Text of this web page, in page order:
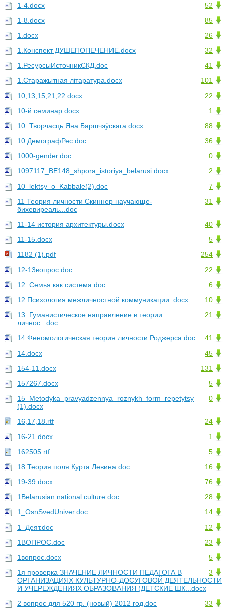
52
1-4.docx
85
1-8.docx
26
1.docx
32
1.Конспект ДУШЕПОПЕЧЕНИЕ.docx
41
1.РесурсыИсточникСКД.doc
101
1.Старажытная літаратура.docx
22
10,13,15,21,22.docx
1
10-й семинар.docx
88
10. Творчасць Яна Баршчэўскага.docx
36
10.ДемографРес.doc
0
1000-gender.doc
2
1097117_BE148_shpora_istoriya_belarusi.docx
7
10_lektsy_o_Kabbale(2).doc
31
11 Теория личности Скиннер научающе-
бихевиреаль...doc
40
11-14 история архитектуры.docx
5
11-15.docx
254
1182 (1).pdf
22
12-13вопрос.doc
6
12. Семья как система.doc
10
12.Психология межличностной коммуникации..docx
21
13. Гуманистическое направление в теории
личнос...doc
41
14 Феномологическая теория личности Роджерса.doc
45
14.docx
131
154-11.docx
5
157267.docx
0
15_Metodyka_pravyadzennya_roznykh_form_repetytsy
(1).docx
24
16,17,18.rtf
1
16-21.docx
5
162505.rtf
16
18 Теория поля Курта Левина.doc
76
19-39.docx
28
1Belarusian national culture.doc
14
1_OsnSvedUniver.doc
12
1_Деят.doc
23
1ВОПРОС.doc
5
1вопрос.docx
3
1я проверка ЗНАЧЕНИЕ ЛИЧНОСТИ ПЕДАГОГА В
ОРГАНИЗАЦИЯХ КУЛЬТУРНО-ДОСУГОВОЙ ДЕЯТЕЛЬНОСТИ
И УЧЕРЕЖДЕНИЯХ ОБРАЗОВАНИЯ (ДЕТСКИЕ ШК...docx
33
2 вопрос для 520 гр. (новый) 2012 год.doc